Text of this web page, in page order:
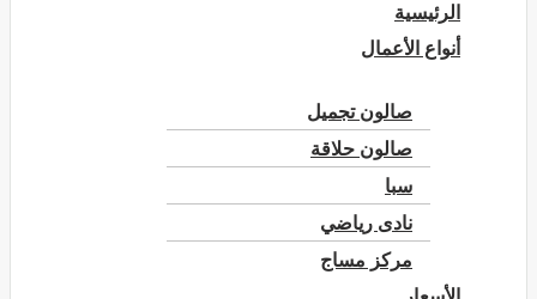
الرئيسية
أنواع الأعمال
صالون تجميل
صالون حلاقة
سبا
نادى رياضي
مركز مساج